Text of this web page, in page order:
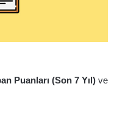
Puanları (Son 7 Yıl) ve